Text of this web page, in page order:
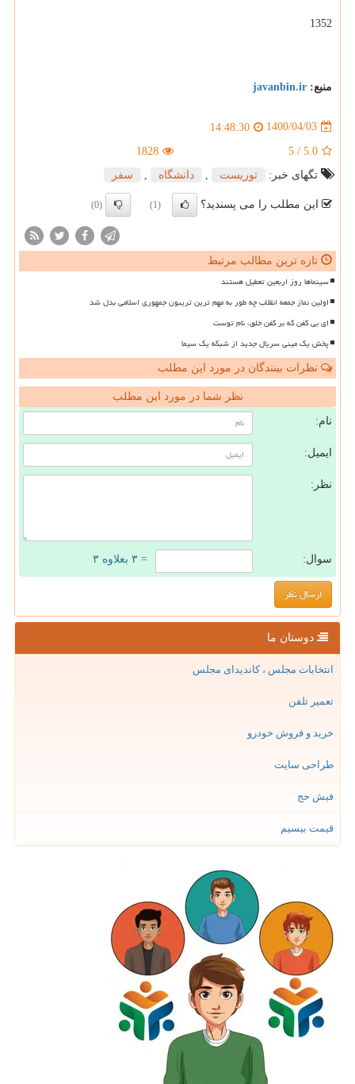
1352
منبع: javanbin.ir
1400/04/03
14:48:30
5.0
/
5
1828
تگهای خبر:
توریست دانشگاه سفر
این مطلب را می پسندید؟ (1)
(0)
تازه ترین مطالب مرتبط
سینماها روز اربعین تعطیل هستند
اولین نماز جمعه انقلاب چه طور به مهم ترین تریبون جمهوری اسلامی بدل شد
ای بی کفن که بر کفن خلق، نام توست
پخش یک مینی سریال جدید از شبکه یک سیما
نظرات بینندگان در مورد این مطلب
نظر شما در مورد این مطلب
نام:
ایمیل:
نظر:
سوال: = ۳ بعلاوه ۳
دوستان ما
انتخابات مجلس ، کاندیدای مجلس
تعمیر تلفن
خرید و فروش خودرو
طراحی سایت
فیش حج
قیمت بیسیم